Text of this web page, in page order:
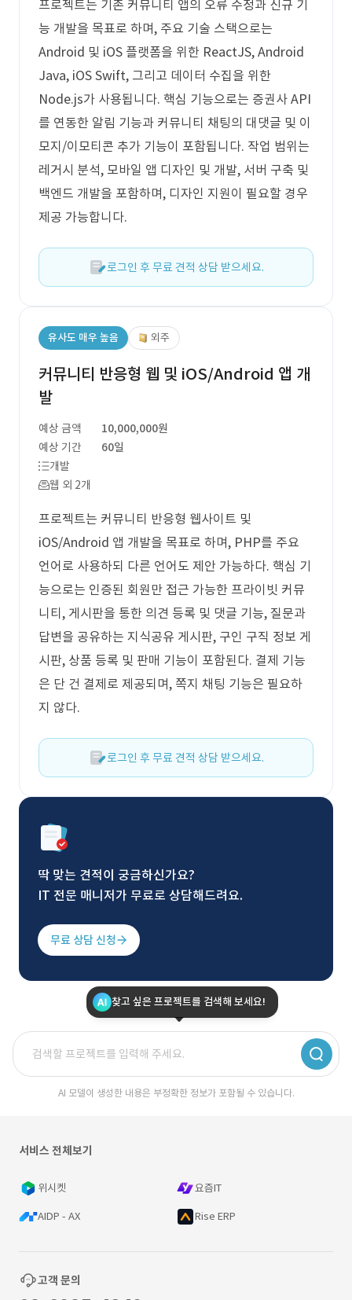
프로젝트는 기존 커뮤니티 앱의 오류 수정과 신규 기
능 개발을 목표로 하며, 주요 기술 스택으로는
Android 및 iOS 플랫폼을 위한 ReactJS, Android
Java, iOS Swift, 그리고 데이터 수집을 위한
Node.js가 사용됩니다. 핵심 기능으로는 증권사 API
를 연동한 알림 기능과 커뮤니티 채팅의 대댓글 및 이
모지/이모티콘 추가 기능이 포함됩니다. 작업 범위는
레거시 분석, 모바일 앱 디자인 및 개발, 서버 구축 및
백엔드 개발을 포함하며, 디자인 지원이 필요할 경우
제공 가능합니다.
로그인 후 무료 견적 상담 받으세요.
유사도 매우 높음 외주
커뮤니티 반응형 웹 및 iOS/Android 앱 개
발
예상 금액
10,000,000원
예상 기간
60일
개발
웹 외 2개
프로젝트는 커뮤니티 반응형 웹사이트 및
iOS/Android 앱 개발을 목표로 하며, PHP를 주요
언어로 사용하되 다른 언어도 제안 가능하다. 핵심 기
능으로는 인증된 회원만 접근 가능한 프라이빗 커뮤
니티, 게시판을 통한 의견 등록 및 댓글 기능, 질문과
답변을 공유하는 지식공유 게시판, 구인 구직 정보 게
시판, 상품 등록 및 판매 기능이 포함된다. 결제 기능
은 단 건 결제로 제공되며, 쪽지 채팅 기능은 필요하
지 않다.
로그인 후 무료 견적 상담 받으세요.
딱 맞는 견적이 궁금하신가요?
IT 전문 매니저가 무료로 상담해드려요.
무료 상담 신청
찾고 싶은 프로젝트를 검색해 보세요!
AI 모델이 생성한 내용은 부정확한 정보가 포함될 수 있습니다.
서비스 전체보기
위시켓 요즘IT
AIDP - AX Rise ERP
고객 문의